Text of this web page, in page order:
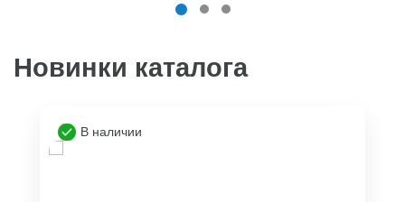
Новинки каталога
В наличии